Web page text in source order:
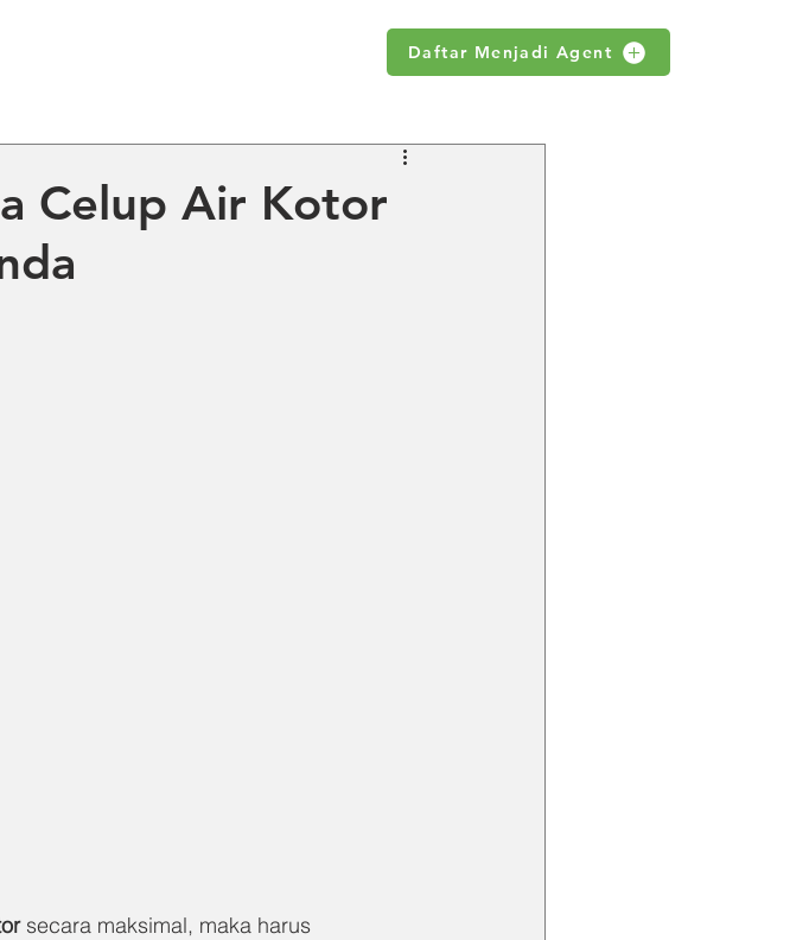
Daftar Menjadi Agent
Celup Air Kotor
secara maksimal, maka harus